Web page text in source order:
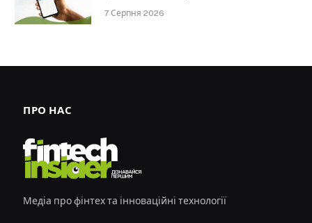
7 Серпня 2026
ПРО НАС
Медіа про фінтех та інноваційні технології